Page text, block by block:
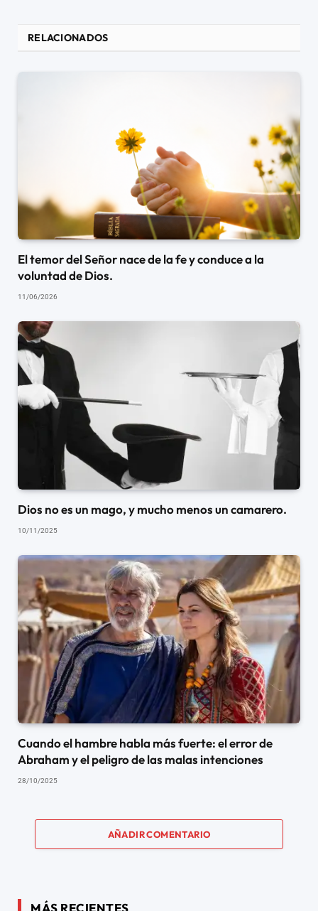
RELACIONADOS
El temor del Señor nace de la fe y conduce a la
voluntad de Dios.
11/06/2026
Dios no es un mago, y mucho menos un camarero.
10/11/2025
Cuando el hambre habla más fuerte: el error de
Abraham y el peligro de las malas intenciones
28/10/2025
AÑADIR COMENTARIO
MÁS RECIENTES